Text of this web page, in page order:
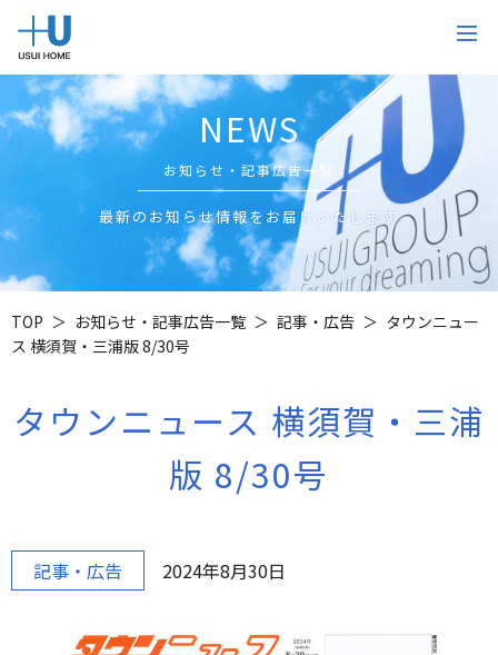
NEWS
お知らせ・記事広告一覧
最新のお知らせ情報をお届けいたします
TOP お知らせ・記事広告一覧 記事・広告
タウンニュー
ス 横須賀・三浦版 8/30号
タウンニュース 横須賀・三浦
版 8/30号
記事・広告 2024年8月30日